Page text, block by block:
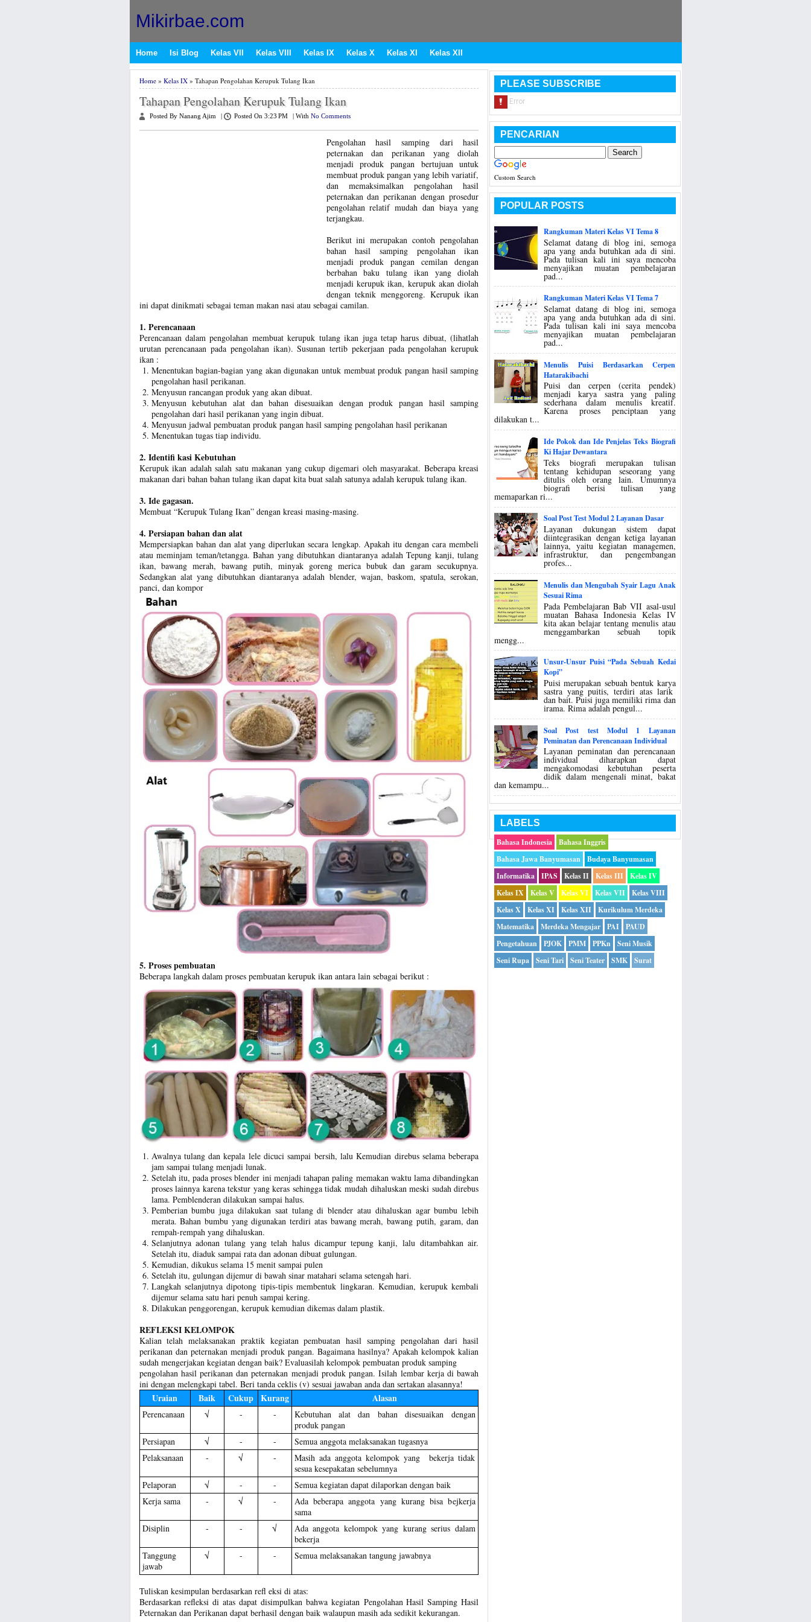
Mikirbae.com
Home Isi Blog Kelas VII Kelas VIII Kelas IX Kelas X Kelas XI Kelas XII
Home» Kelas IX» Tahapan Pengolahan Kerupuk Tulang Ikan
Tahapan Pengolahan Kerupuk Tulang Ikan
Posted By Nanang Ajim Posted On 3:23 PM With No Comments
Pengolahan hasil samping dari hasil
peternakan dan perikanan yang diolah
menjadi produk pangan bertujuan untuk
membuat produk pangan yang lebih variatif,
dan memaksimalkan pengolahan hasil
peternakan dan perikanan dengan prosedur
pengolahan relatif mudah dan biaya yang
terjangkau.
Berikut ini merupakan contoh pengolahan
bahan hasil samping pengolahan ikan
menjadi produk pangan cemilan dengan
berbahan baku tulang ikan yang diolah
menjadi kerupuk ikan, kerupuk akan diolah
dengan teknik menggoreng. Kerupuk ikan
ini dapat dinikmati sebagai teman makan nasi atau sebagai camilan.
1. Perencanaan
Perencanaan dalam pengolahan membuat kerupuk tulang ikan juga tetap harus dibuat, (lihatlah
urutan perencanaan pada pengolahan ikan). Susunan tertib pekerjaan pada pengolahan kerupuk
ikan :
Menentukan bagian-bagian yang akan digunakan untuk membuat produk pangan hasil samping
pengolahan hasil perikanan.
Menyusun rancangan produk yang akan dibuat.
Menyusun kebutuhan alat dan bahan disesuaikan dengan produk pangan hasil samping
pengolahan dari hasil perikanan yang ingin dibuat.
Menyusun jadwal pembuatan produk pangan hasil samping pengolahan hasil perikanan
Menentukan tugas tiap individu.
2. Identifi kasi Kebutuhan
Kerupuk ikan adalah salah satu makanan yang cukup digemari oleh masyarakat. Beberapa kreasi
makanan dari bahan bahan tulang ikan dapat kita buat salah satunya adalah kerupuk tulang ikan.
3. Ide gagasan.
Membuat “Kerupuk Tulang Ikan” dengan kreasi masing-masing.
4. Persiapan bahan dan alat
Mempersiapkan bahan dan alat yang diperlukan secara lengkap. Apakah itu dengan cara membeli
atau meminjam teman/tetangga. Bahan yang dibutuhkan diantaranya adalah Tepung kanji, tulang
ikan, bawang merah, bawang putih, minyak goreng merica bubuk dan garam secukupnya.
Sedangkan alat yang dibutuhkan diantaranya adalah blender, wajan, baskom, spatula, serokan,
panci, dan kompor
5. Proses pembuatan
Beberapa langkah dalam proses pembuatan kerupuk ikan antara lain sebagai berikut :
Awalnya tulang dan kepala lele dicuci sampai bersih, lalu Kemudian direbus selama beberapa
jam sampai tulang menjadi lunak.
Setelah itu, pada proses blender ini menjadi tahapan paling memakan waktu lama dibandingkan
proses lainnya karena tekstur yang keras sehingga tidak mudah dihaluskan meski sudah direbus
lama. Pemblenderan dilakukan sampai halus.
Pemberian bumbu juga dilakukan saat tulang di blender atau dihaluskan agar bumbu lebih
merata. Bahan bumbu yang digunakan terdiri atas bawang merah, bawang putih, garam, dan
rempah-rempah yang dihaluskan.
Selanjutnya adonan tulang yang telah halus dicampur tepung kanji, lalu ditambahkan air.
Setelah itu, diaduk sampai rata dan adonan dibuat gulungan.
Kemudian, dikukus selama 15 menit sampai pulen
Setelah itu, gulungan dijemur di bawah sinar matahari selama setengah hari.
Langkah selanjutnya dipotong tipis-tipis membentuk lingkaran. Kemudian, kerupuk kembali
dijemur selama satu hari penuh sampai kering.
Dilakukan penggorengan, kerupuk kemudian dikemas dalam plastik.
REFLEKSI KELOMPOK
Kalian telah melaksanakan praktik kegiatan pembuatan hasil samping pengolahan dari hasil
perikanan dan peternakan menjadi produk pangan. Bagaimana hasilnya? Apakah kelompok kalian
sudah mengerjakan kegiatan dengan baik? Evaluasilah kelompok pembuatan produk samping
pengolahan hasil perikanan dan peternakan menjadi produk pangan. Isilah lembar kerja di bawah
ini dengan melengkapi tabel. Beri tanda ceklis (v) sesuai jawaban anda dan sertakan alasannya!
Uraian Baik Cukup Kurang Alasan
Perencanaan √ - -
Kebutuhan alat dan bahan disesuaikan dengan
produk pangan
Persiapan
√ - -
Semua anggota melaksanakan tugasnya
Pelaksanaan
- √ -
Masih ada anggota kelompok yang bekerja tidak
sesua kesepakatan sebelumnya
Pelaporan
√ - -
Semua kegiatan dapat dilaporkan dengan baik
Kerja sama
- √ -
Ada beberapa anggota yang kurang bisa bejkerja
sama
Disiplin
- - √
Ada anggota kelompok yang kurang serius dalam
bekerja
Tanggung
jawab
√ - - Semua melaksanakan tangung jawabnya
Tuliskan kesimpulan berdasarkan refl eksi di atas:
Berdasarkan refleksi di atas dapat disimpulkan bahwa kegiatan Pengolahan Hasil Samping Hasil
Peternakan dan Perikanan dapat berhasil dengan baik walaupun masih ada sedikit kekurangan.
PLEASE SUBSCRIBE
PENCARIAN
Custom Search
POPULAR POSTS
Rangkuman Materi Kelas VI Tema 8
Selamat datang di blog ini, semoga
apa yang anda butuhkan ada di sini.
Pada tulisan kali ini saya mencoba
menyajikan muatan pembelajaran
pad...
Rangkuman Materi Kelas VI Tema 7
Selamat datang di blog ini, semoga
apa yang anda butuhkan ada di sini.
Pada tulisan kali ini saya mencoba
menyajikan muatan pembelajaran
pad...
Menulis Puisi Berdasarkan Cerpen
Hatarakibachi
Puisi dan cerpen (cerita pendek)
menjadi karya sastra yang paling
sederhana dalam menulis kreatif.
Karena proses penciptaan yang
dilakukan t...
Ide Pokok dan Ide Penjelas Teks Biografi
Ki Hajar Dewantara
Teks biografi merupakan tulisan
tentang kehidupan seseorang yang
ditulis oleh orang lain. Umumnya
biografi berisi tulisan yang
memaparkan ri...
Soal Post Test Modul 2 Layanan Dasar
Layanan dukungan sistem dapat
diintegrasikan dengan ketiga layanan
lainnya, yaitu kegiatan managemen,
infrastruktur, dan pengembangan
profes...
Menulis dan Mengubah Syair Lagu Anak
Sesuai Rima
Pada Pembelajaran Bab VII asal-usul
muatan Bahasa Indonesia Kelas IV
kita akan belajar tentang menulis atau
menggambarkan sebuah topik
mengg...
Unsur-Unsur Puisi “Pada Sebuah Kedai
Kopi”
Puisi merupakan sebuah bentuk karya
sastra yang puitis, terdiri atas larik
dan bait. Puisi juga memiliki rima dan
irama. Rima adalah pengul...
Soal Post test Modul 1 Layanan
Peminatan dan Perencanaan Individual
Layanan peminatan dan perencanaan
individual diharapkan dapat
mengakomodasi kebutuhan peserta
didik dalam mengenali minat, bakat
dan kemampu...
LABELS
Bahasa Indonesia
Bahasa Inggris
Bahasa Jawa Banyumasan
Budaya Banyumasan
Informatika
IPAS Kelas II Kelas III
Kelas IV
Kelas IX
Kelas V Kelas VI Kelas VII
Kelas VIII
Kelas X
Kelas XI Kelas XII
Kurikulum Merdeka
Matematika
Merdeka Mengajar PAI
PAUD
Pengetahuan
PJOK PMM PPKn
Seni Musik
Seni Rupa
Seni Tari Seni Teater SMK Surat